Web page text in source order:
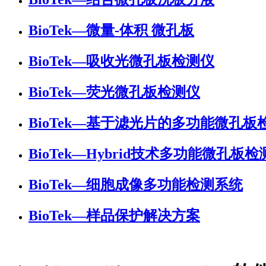
BioTek—微量-体积 微孔板
BioTek—吸收光微孔板检测仪
BioTek—荧光微孔板检测仪
BioTek—基于滤光片的多功能微孔板
BioTek—Hybrid技术多功能微孔板检
BioTek—细胞成像多功能检测系统
BioTek—样品保护解决方案